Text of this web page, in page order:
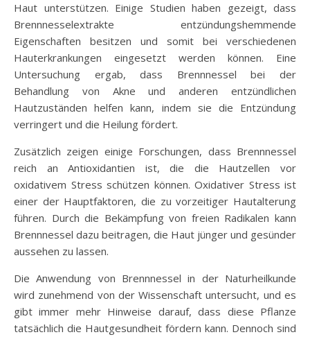
Haut unterstützen. Einige Studien haben gezeigt, dass
Brennnesselextrakte entzündungshemmende
Eigenschaften besitzen und somit bei verschiedenen
Hauterkrankungen eingesetzt werden können. Eine
Untersuchung ergab, dass Brennnessel bei der
Behandlung von Akne und anderen entzündlichen
Hautzuständen helfen kann, indem sie die Entzündung
verringert und die Heilung fördert.
Zusätzlich zeigen einige Forschungen, dass Brennnessel
reich an Antioxidantien ist, die die Hautzellen vor
oxidativem Stress schützen können. Oxidativer Stress ist
einer der Hauptfaktoren, die zu vorzeitiger Hautalterung
führen. Durch die Bekämpfung von freien Radikalen kann
Brennnessel dazu beitragen, die Haut jünger und gesünder
aussehen zu lassen.
Die Anwendung von Brennnessel in der Naturheilkunde
wird zunehmend von der Wissenschaft untersucht, und es
gibt immer mehr Hinweise darauf, dass diese Pflanze
tatsächlich die Hautgesundheit fördern kann. Dennoch sind